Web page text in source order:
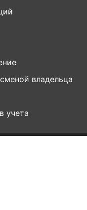
владельца
учета